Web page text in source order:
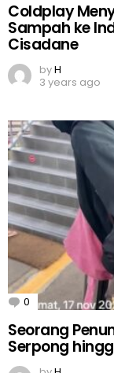
Coldplay
Sampah ke
Cisadane
byH
3 years ago
0 Comments
Seorang
Serpong